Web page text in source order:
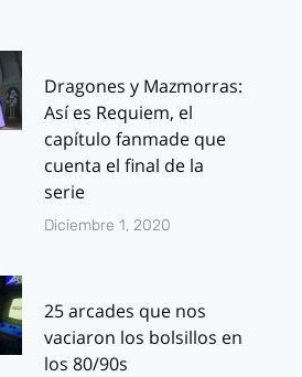
Dragones y Mazmorras:
Así es Requiem, el
capítulo fanmade que
cuenta el final de la
serie
Diciembre 1, 2020
25 arcades que nos
vaciaron los bolsillos en
los 80/90s